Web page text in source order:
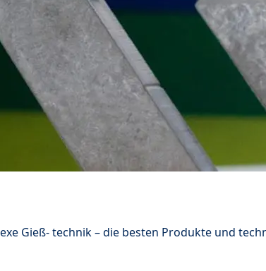
Gieß- technik – die besten Produkte und